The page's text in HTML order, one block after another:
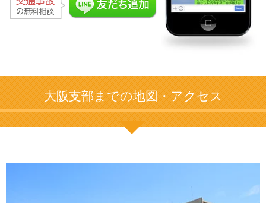
大阪支部までの地図・アクセス